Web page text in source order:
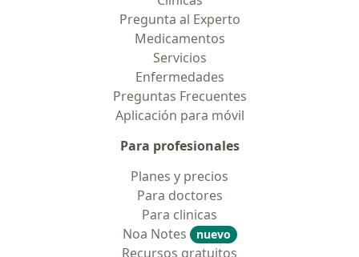
Pregunta al Experto
Medicamentos
Servicios
Enfermedades
Preguntas Frecuentes
Aplicación para móvil
Para profesionales
Planes y precios
Para doctores
Para clinicas
Noa Notes
nuevo
Recursos gratuitos